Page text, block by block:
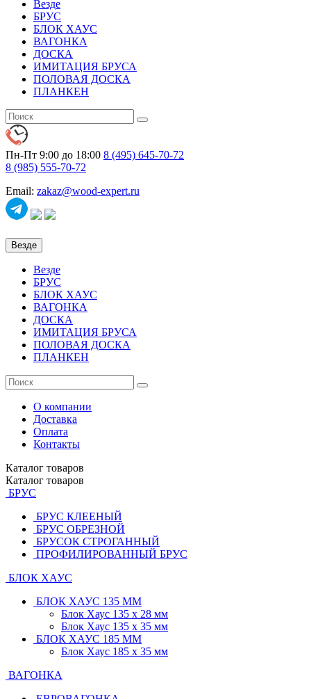
Везде
БРУС
БЛОК ХАУС
ВАГОНКА
ДОСКА
ИМИТАЦИЯ БРУСА
ПОЛОВАЯ ДОСКА
ПЛАНКЕН
Пн-Пт 9:00 до 18:00 8 (495) 645-70-72
8 (985) 555-70-72
Email: zakaz@wood-expert.ru
Везде
Везде
БРУС
БЛОК ХАУС
ВАГОНКА
ДОСКА
ИМИТАЦИЯ БРУСА
ПОЛОВАЯ ДОСКА
ПЛАНКЕН
О компании
Доставка
Оплата
Контакты
Каталог товаров
Каталог товаров
БРУС
БРУС КЛЕЕНЫЙ
БРУС ОБРЕЗНОЙ
БРУСОК СТРОГАННЫЙ
ПРОФИЛИРОВАННЫЙ БРУС
БЛОК ХАУС
БЛОК ХАУС 135 ММ
Блок Хаус 135 х 28 мм
Блок Хаус 135 х 35 мм
БЛОК ХАУС 185 ММ
Блок Хаус 185 х 35 мм
ВАГОНКА